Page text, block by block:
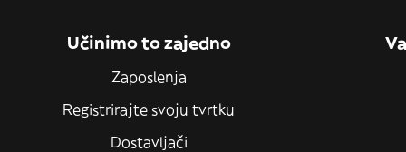
Učinimo to zajedno
Zaposlenja
Registrirajte svoju tvrtku
Dostavljači